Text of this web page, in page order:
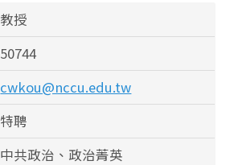
教授
50744
cwkou@nccu.edu.tw
特聘
中共政治、政治菁英